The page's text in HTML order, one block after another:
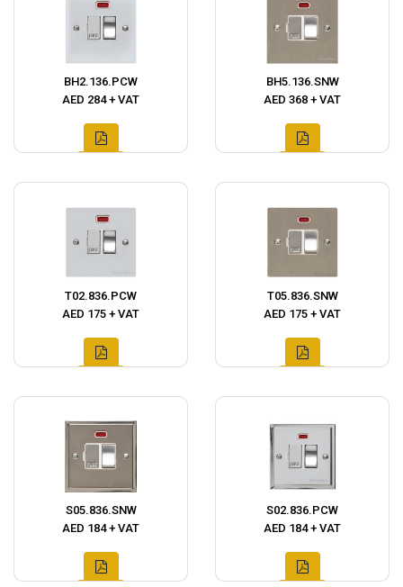
BH2.136.PCW
AED 284 + VAT
BH5.136.SNW
AED 368 + VAT
T02.836.PCW
AED 175 + VAT
T05.836.SNW
AED 175 + VAT
S05.836.SNW
AED 184 + VAT
S02.836.PCW
AED 184 + VAT